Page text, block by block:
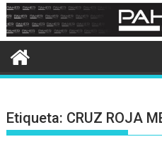
Etiqueta: CRUZ ROJA